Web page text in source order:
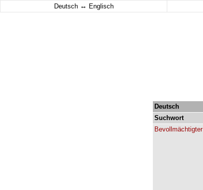
Deutsch ↔ Englisch
Deutsch
Suchwort
Bevollmächtigter